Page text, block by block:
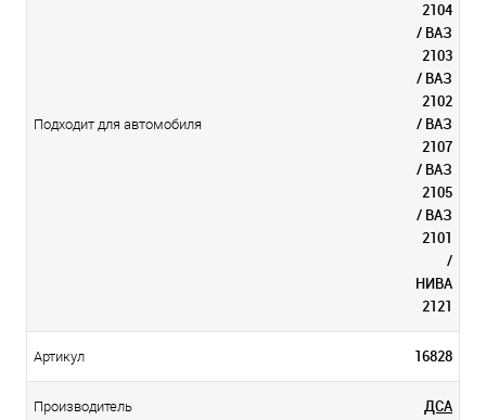
Подходит для автомобиля
2104
/ ВАЗ
2103
/ ВАЗ
2102
/ ВАЗ
2107
/ ВАЗ
2105
/ ВАЗ
2101
/
НИВА
2121
Артикул 16828
Производитель ДСА